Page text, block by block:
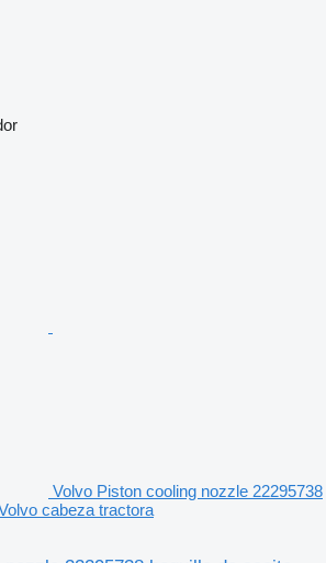
Volvo Piston cooling nozzle 22295738
cabeza tractora